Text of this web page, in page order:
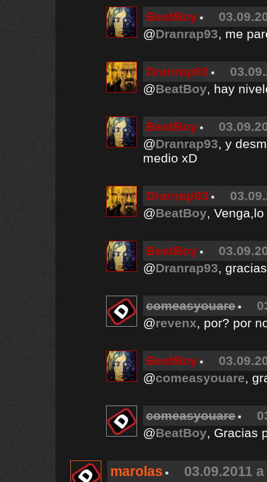
BeatBoy
@Dranrap93, me
Dranrap93
@BeatBoy, hay
BeatBoy
@Dranrap93, y
medio xD
Dranrap93
@BeatBoy,
BeatBoy
@Dranrap93,
comeasyouare
@revenx, por? por
BeatBoy
@comeasyouare,
comeasyouare
@BeatBoy, Gracias
marolas
03.09.2011